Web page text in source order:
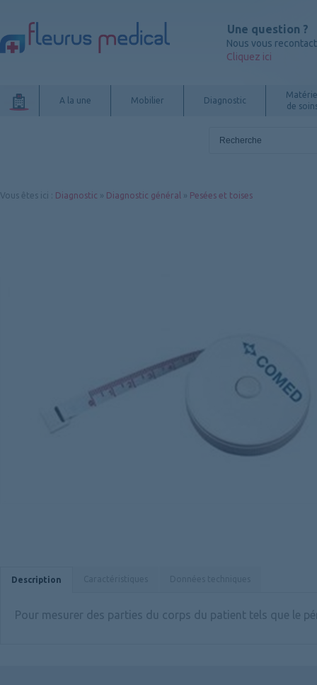
Une question ?
Nous vous
Cliquez ici
A la une Mobilier Diagnostic
de
Vous êtes ici Diagnostic » Diagnostic général » Pesées et toises
Description
Pour mesurer des parties du corps du patient tels que le